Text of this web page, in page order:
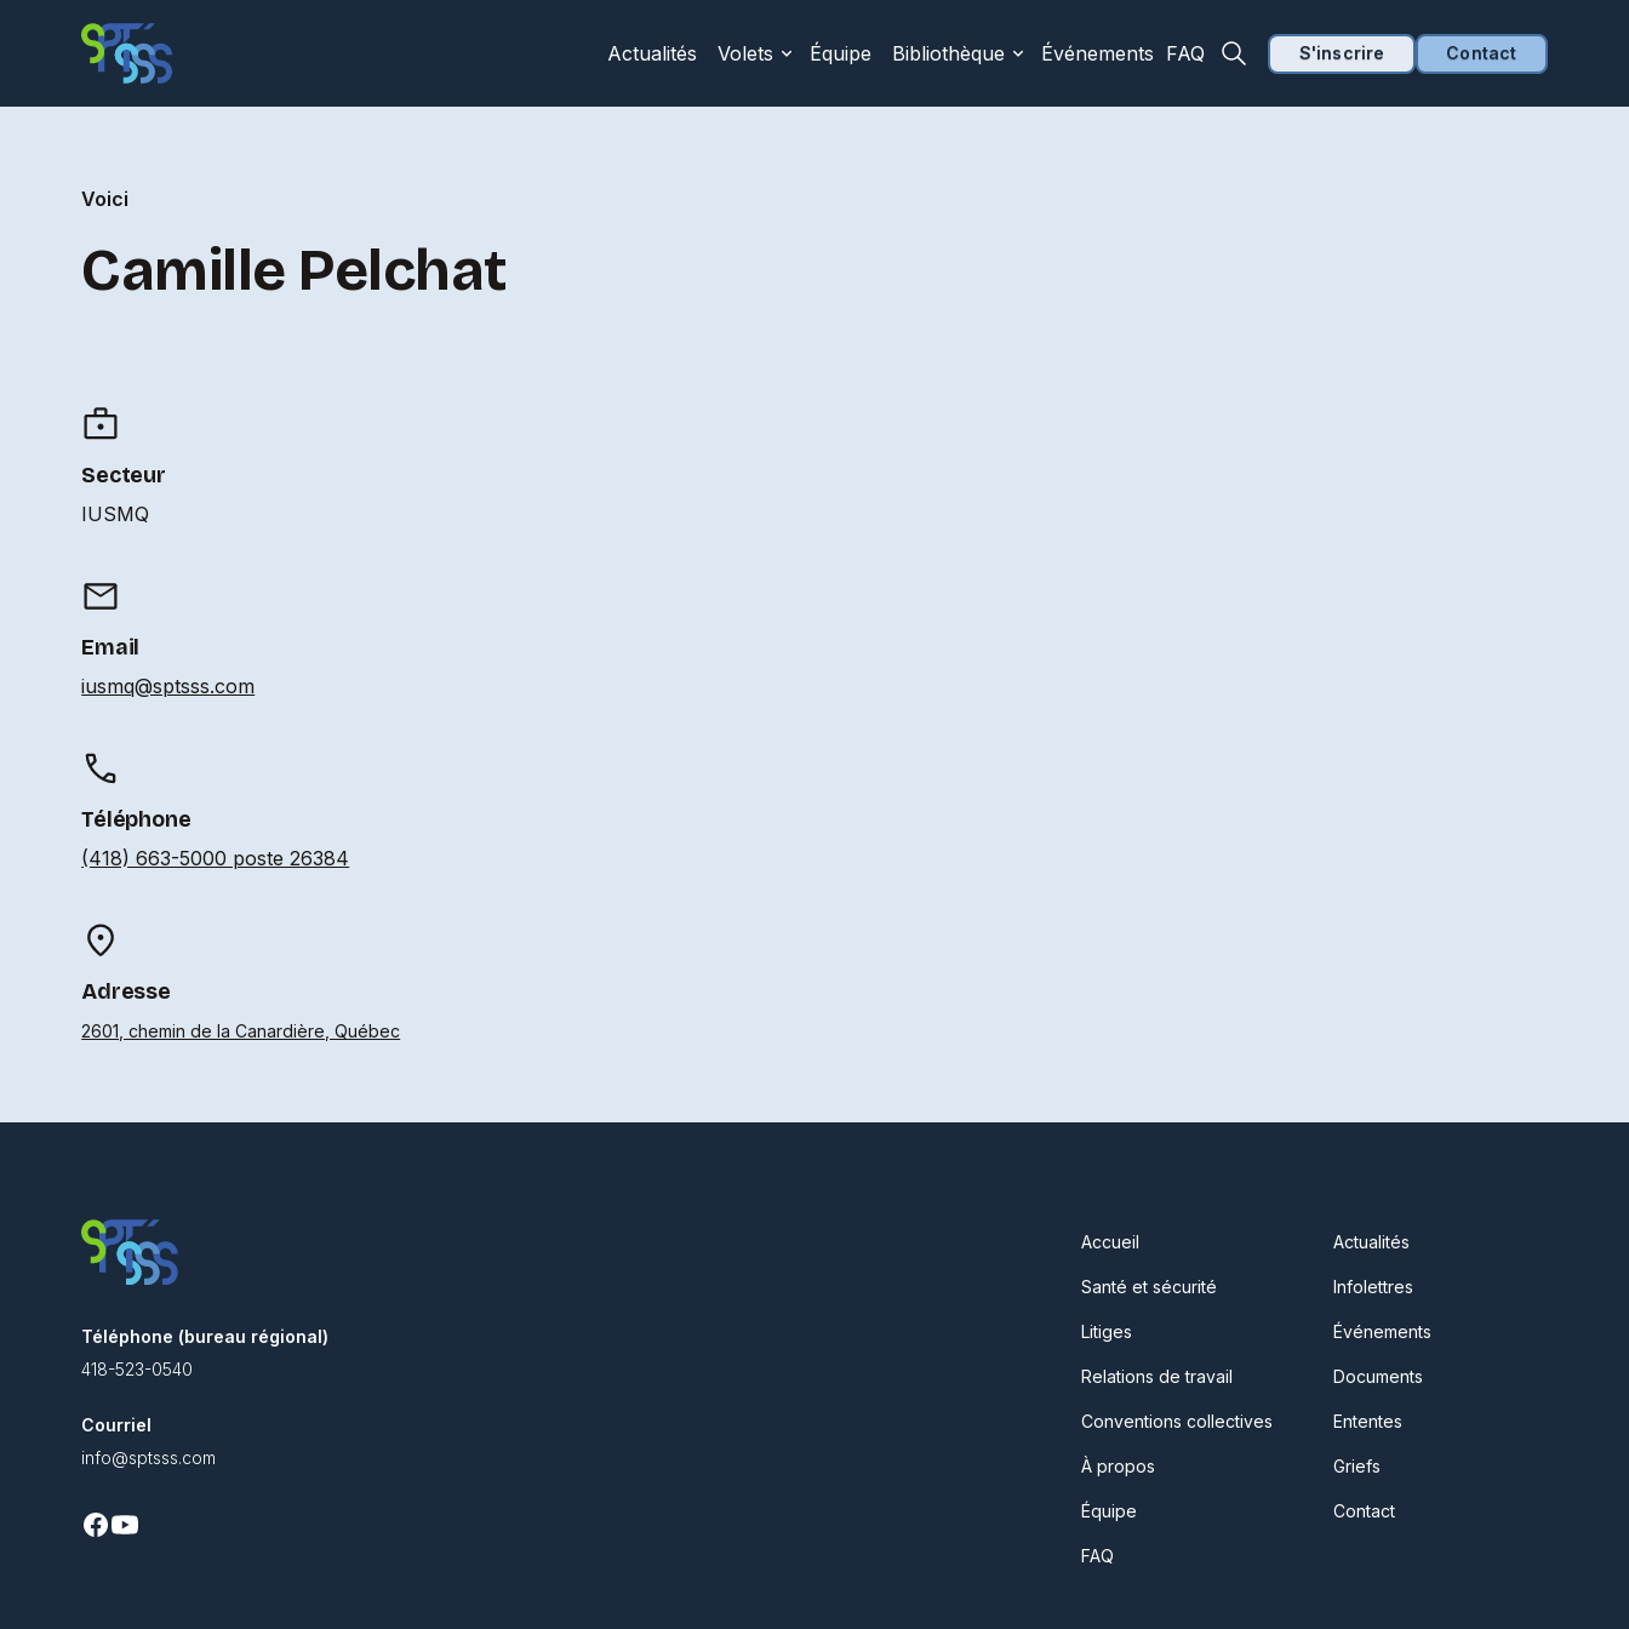
Actualités Volets Équipe Bibliothèque Événements FAQ S'inscrire Contact
Voici
Camille Pelchat
Secteur
IUSMQ
Email
iusmq@sptsss.com
Téléphone
(418) 663-5000 poste 26384
Adresse
2601, chemin de la Canardière, Québec
Téléphone (bureau régional)
418-523-0540
Courriel
info@sptsss.com
Accueil
Santé et sécurité
Litiges
Relations de travail
Conventions collectives
À propos
Équipe
FAQ
Actualités
Infolettres
Événements
Documents
Ententes
Griefs
Contact